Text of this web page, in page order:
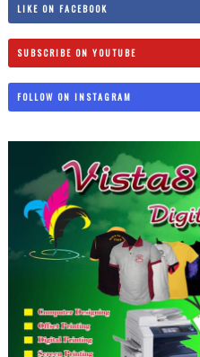
LIKE ON FACEBOOK
SUBSCRIBE ON YOUTUBE
FOLLOW ON INSTAGRAM